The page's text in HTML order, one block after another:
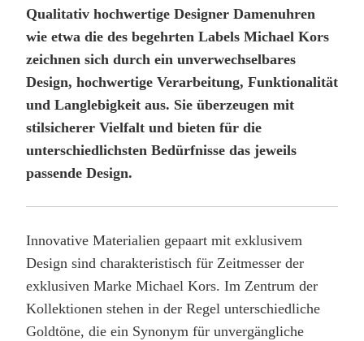
Qualitativ hochwertige Designer Damenuhren
wie etwa die des begehrten Labels Michael Kors
zeichnen sich durch ein unverwechselbares
Design, hochwertige Verarbeitung, Funktionalität
und Langlebigkeit aus. Sie überzeugen mit
stilsicherer Vielfalt und bieten für die
unterschiedlichsten Bedürfnisse das jeweils
passende Design.
Innovative Materialien gepaart mit exklusivem
Design sind charakteristisch für Zeitmesser der
exklusiven Marke Michael Kors. Im Zentrum der
Kollektionen stehen in der Regel unterschiedliche
Goldtöne, die ein Synonym für unvergängliche